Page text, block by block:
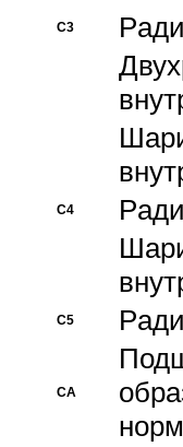
C3
C4
C5
CA